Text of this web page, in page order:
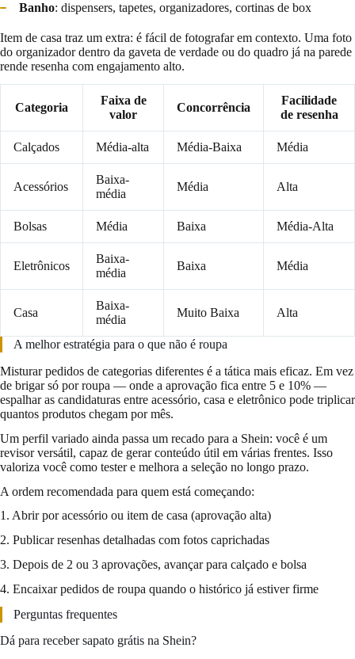
Banho: dispensers, tapetes, organizadores, cortinas de box
Item de casa traz um extra: é fácil de fotografar em contexto. Uma foto
do organizador dentro da gaveta de verdade ou do quadro já na parede
rende resenha com engajamento alto.
Categoria
Faixa de
valor
Concorrência
Facilidade
de resenha
Calçados Média-alta Média-Baixa Média
Acessórios
Baixa-
média
Média Alta
Bolsas Média Baixa Média-Alta
Eletrônicos
Baixa-
média
Baixa Média
Casa
Baixa-
média
Muito Baixa Alta
A melhor estratégia para o que não é roupa
Misturar pedidos de categorias diferentes é a tática mais eficaz. Em vez
de brigar só por roupa — onde a aprovação fica entre 5 e 10% —
espalhar as candidaturas entre acessório, casa e eletrônico pode triplicar
quantos produtos chegam por mês.
Um perfil variado ainda passa um recado para a Shein: você é um
revisor versátil, capaz de gerar conteúdo útil em várias frentes. Isso
valoriza você como tester e melhora a seleção no longo prazo.
A ordem recomendada para quem está começando:
1. Abrir por acessório ou item de casa (aprovação alta)
2. Publicar resenhas detalhadas com fotos caprichadas
3. Depois de 2 ou 3 aprovações, avançar para calçado e bolsa
4. Encaixar pedidos de roupa quando o histórico já estiver firme
Perguntas frequentes
Dá para receber sapato grátis na Shein?